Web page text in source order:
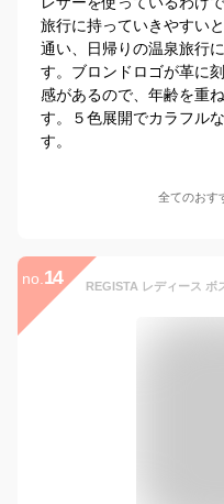
旅行に持っていきやすい
通い、日帰りの温泉旅行
す。ブロンドロゴが革に
感があるので、年齢を重
す。５色展開でカラフル
す。
全てのおす
no. 14